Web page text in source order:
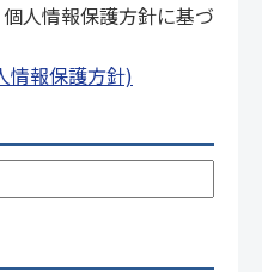
人情報保護方針に基づ
情報保護方針)